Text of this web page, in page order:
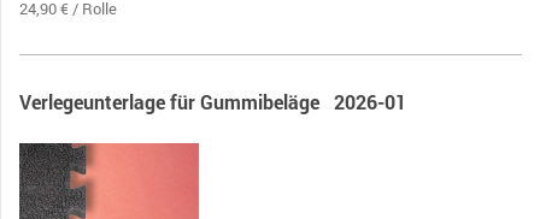
24,90 € / Rolle
Verlegeunterlage für Gummibeläge 2026-01